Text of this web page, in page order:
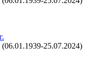
25.07.2024)